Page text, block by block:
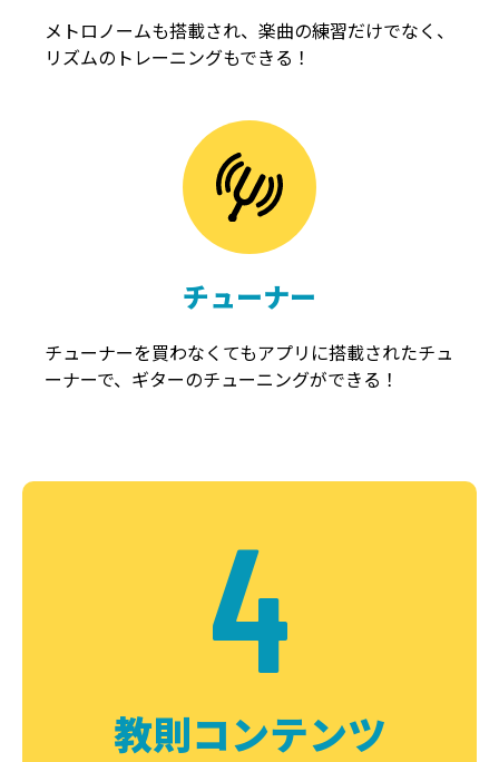
メトロノームも搭載され、楽曲の練習だけでなく、
リズムのトレーニングもできる！
チューナー
チューナーを買わなくてもアプリに搭載されたチュ
ーナーで、ギターのチューニングができる！
4
教則コンテンツ